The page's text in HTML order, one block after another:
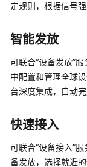
品
介
产
优
势
应
定规则，根据信号
智能发放
可联合“设备发放”
中配置和管理全球
台深度集成，自动
快速接入
可联合“设备接入”
备发放，选择就近